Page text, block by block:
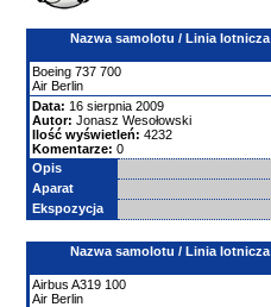
Nazwa samolotu / Linia lotnicza
Boeing 737 700
Air Berlin
Data: 16 sierpnia 2009
Autor: Jonasz Wesołowski
Ilość wyświetleń: 4232
Komentarze: 0
Opis
Aparat
Ekspozycja
Nazwa samolotu / Linia lotnicza
Airbus A319 100
Air Berlin